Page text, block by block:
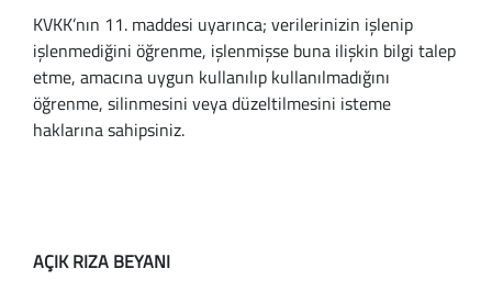
KVKK’nın 11. maddesi uyarınca; verilerinizin işlenip
işlenmediğini öğrenme, işlenmişse buna ilişkin bilgi talep
etme, amacına uygun kullanılıp kullanılmadığını
öğrenme, silinmesini veya düzeltilmesini isteme
haklarına sahipsiniz.
AÇIK RIZA BEYANI